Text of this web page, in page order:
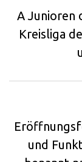
A Junioren
Kreisliga
und